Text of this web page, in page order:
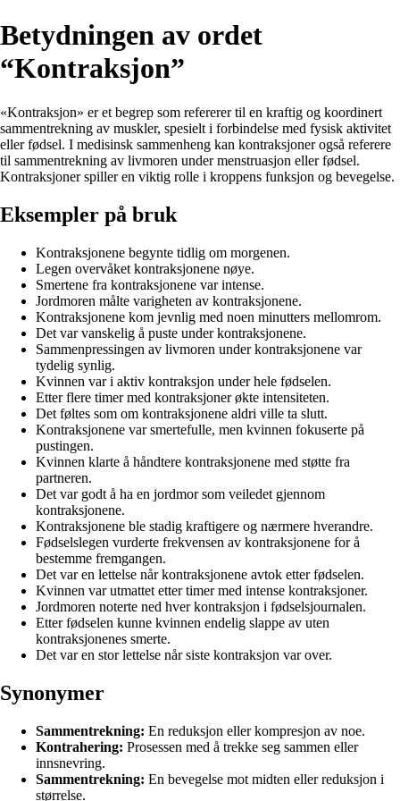
Betydningen av ordet
“Kontraksjon”
«Kontraksjon» er et begrep som refererer til en kraftig og koordinert
sammentrekning av muskler, spesielt i forbindelse med fysisk aktivitet
eller fødsel. I medisinsk sammenheng kan kontraksjoner også referere
til sammentrekning av livmoren under menstruasjon eller fødsel.
Kontraksjoner spiller en viktig rolle i kroppens funksjon og bevegelse.
Eksempler på bruk
Kontraksjonene begynte tidlig om morgenen.
Legen overvåket kontraksjonene nøye.
Smertene fra kontraksjonene var intense.
Jordmoren målte varigheten av kontraksjonene.
Kontraksjonene kom jevnlig med noen minutters mellomrom.
Det var vanskelig å puste under kontraksjonene.
Sammenpressingen av livmoren under kontraksjonene var
tydelig synlig.
Kvinnen var i aktiv kontraksjon under hele fødselen.
Etter flere timer med kontraksjoner økte intensiteten.
Det føltes som om kontraksjonene aldri ville ta slutt.
Kontraksjonene var smertefulle, men kvinnen fokuserte på
pustingen.
Kvinnen klarte å håndtere kontraksjonene med støtte fra
partneren.
Det var godt å ha en jordmor som veiledet gjennom
kontraksjonene.
Kontraksjonene ble stadig kraftigere og nærmere hverandre.
Fødselslegen vurderte frekvensen av kontraksjonene for å
bestemme fremgangen.
Det var en lettelse når kontraksjonene avtok etter fødselen.
Kvinnen var utmattet etter timer med intense kontraksjoner.
Jordmoren noterte ned hver kontraksjon i fødselsjournalen.
Etter fødselen kunne kvinnen endelig slappe av uten
kontraksjonenes smerte.
Det var en stor lettelse når siste kontraksjon var over.
Synonymer
Sammentrekning: En reduksjon eller kompresjon av noe.
Kontrahering: Prosessen med å trekke seg sammen eller
innsnevring.
Sammentrekning: En bevegelse mot midten eller reduksjon i
størrelse.